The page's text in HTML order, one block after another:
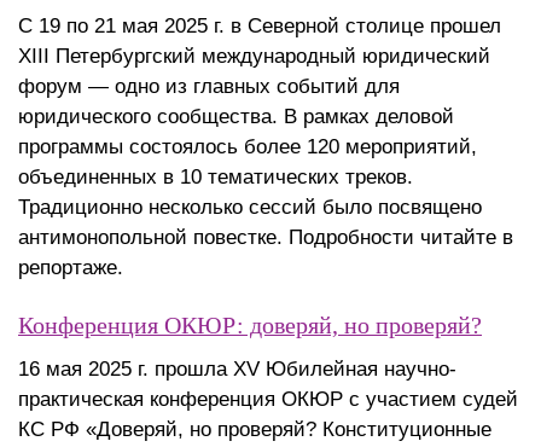
С 19 по 21 мая 2025 г. в Северной столице прошел
XIII Петербургский международный юридический
форум — одно из главных событий для
юридического сообщества. В рамках деловой
программы состоялось более 120 мероприятий,
объединенных в 10 тематических треков.
Традиционно несколько сессий было посвящено
антимонопольной повестке. Подробности читайте в
репортаже.
Конференция ОКЮР: доверяй, но проверяй?
16 мая 2025 г. прошла XV Юбилейная научно-
практическая конференция ОКЮР с участием судей
КС РФ «Доверяй, но проверяй? Конституционные